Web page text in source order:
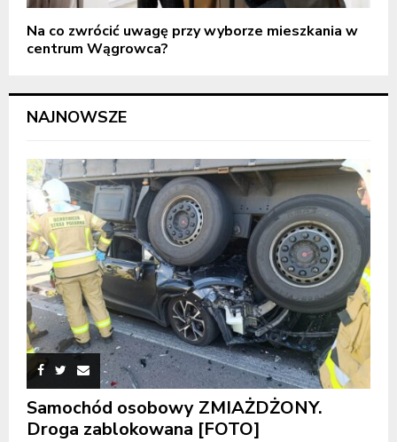
Na co zwrócić uwagę przy wyborze mieszkania w
centrum Wągrowca?
NAJNOWSZE
Samochód osobowy ZMIAŻDŻONY.
Droga zablokowana [FOTO]